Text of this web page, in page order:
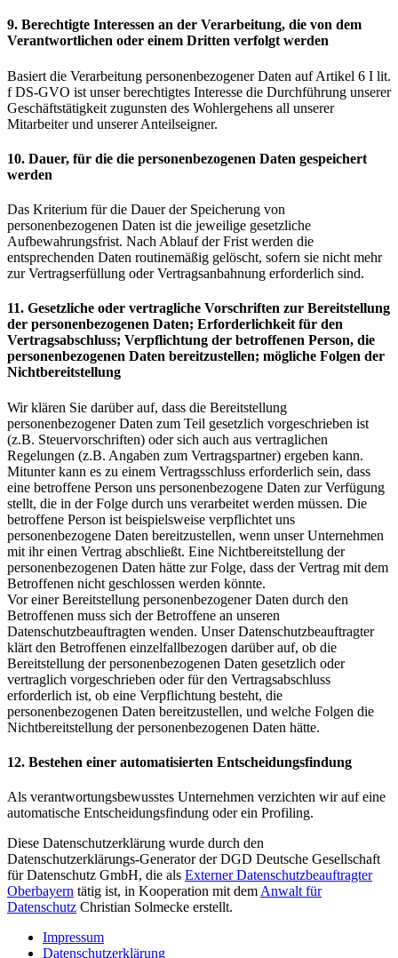
9. Berechtigte Interessen an der Verarbeitung, die von dem
Verantwortlichen oder einem Dritten verfolgt werden
Basiert die Verarbeitung personenbezogener Daten auf Artikel 6 I lit.
f DS-GVO ist unser berechtigtes Interesse die Durchführung unserer
Geschäftstätigkeit zugunsten des Wohlergehens all unserer
Mitarbeiter und unserer Anteilseigner.
10. Dauer, für die die personenbezogenen Daten gespeichert
werden
Das Kriterium für die Dauer der Speicherung von
personenbezogenen Daten ist die jeweilige gesetzliche
Aufbewahrungsfrist. Nach Ablauf der Frist werden die
entsprechenden Daten routinemäßig gelöscht, sofern sie nicht mehr
zur Vertragserfüllung oder Vertragsanbahnung erforderlich sind.
11. Gesetzliche oder vertragliche Vorschriften zur Bereitstellung
der personenbezogenen Daten; Erforderlichkeit für den
Vertragsabschluss; Verpflichtung der betroffenen Person, die
personenbezogenen Daten bereitzustellen; mögliche Folgen der
Nichtbereitstellung
Wir klären Sie darüber auf, dass die Bereitstellung
personenbezogener Daten zum Teil gesetzlich vorgeschrieben ist
(z.B. Steuervorschriften) oder sich auch aus vertraglichen
Regelungen (z.B. Angaben zum Vertragspartner) ergeben kann.
Mitunter kann es zu einem Vertragsschluss erforderlich sein, dass
eine betroffene Person uns personenbezogene Daten zur Verfügung
stellt, die in der Folge durch uns verarbeitet werden müssen. Die
betroffene Person ist beispielsweise verpflichtet uns
personenbezogene Daten bereitzustellen, wenn unser Unternehmen
mit ihr einen Vertrag abschließt. Eine Nichtbereitstellung der
personenbezogenen Daten hätte zur Folge, dass der Vertrag mit dem
Betroffenen nicht geschlossen werden könnte.
Vor einer Bereitstellung personenbezogener Daten durch den
Betroffenen muss sich der Betroffene an unseren
Datenschutzbeauftragten wenden. Unser Datenschutzbeauftragter
klärt den Betroffenen einzelfallbezogen darüber auf, ob die
Bereitstellung der personenbezogenen Daten gesetzlich oder
vertraglich vorgeschrieben oder für den Vertragsabschluss
erforderlich ist, ob eine Verpflichtung besteht, die
personenbezogenen Daten bereitzustellen, und welche Folgen die
Nichtbereitstellung der personenbezogenen Daten hätte.
12. Bestehen einer automatisierten Entscheidungsfindung
Als verantwortungsbewusstes Unternehmen verzichten wir auf eine
automatische Entscheidungsfindung oder ein Profiling.
Diese Datenschutzerklärung wurde durch den
Datenschutzerklärungs-Generator der DGD Deutsche Gesellschaft
für Datenschutz GmbH, die als Externer Datenschutzbeauftragter
Oberbayern tätig ist, in Kooperation mit dem Anwalt für
Datenschutz Christian Solmecke erstellt.
Impressum
Datenschutzerklärung